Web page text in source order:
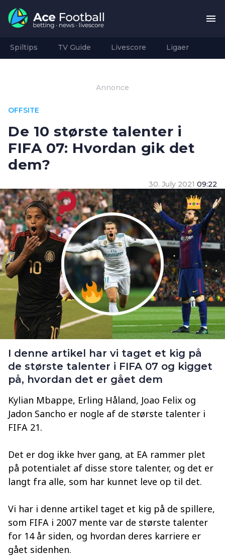
Spiltips TV Guide Livescore Ligaer
Annonce
OFFSITE
De 10 største talenter i
FIFA 07: Hvordan gik det
dem?
30. July 2021 09:22
I denne artikel har vi taget et kig på
de største talenter i FIFA 07 og kigget
på, hvordan det er gået dem
Kylian Mbappe, Erling Håland, Joao Felix og
Jadon Sancho er nogle af de største talenter i
FIFA 21.
Det er dog ikke hver gang, at EA rammer plet
på potentialet af disse store talenter, og det er
langt fra alle, som har kunnet leve op til det.
Vi har i denne artikel taget et kig på de spillere,
som FIFA i 2007 mente var de største talenter
for 14 år siden, og hvordan deres karriere er
gået sidenhen.